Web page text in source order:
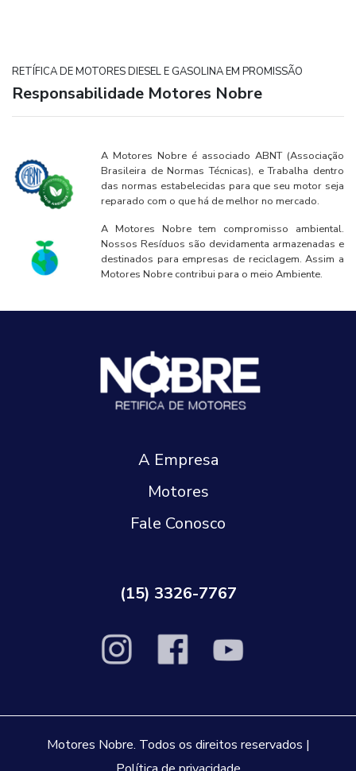
RETÍFICA DE MOTORES DIESEL E GASOLINA EM PROMISSÃO
Responsabilidade Motores Nobre
A Motores Nobre é associado ABNT (Associação
Brasileira de Normas Técnicas), e Trabalha dentro
das normas estabelecidas para que seu motor seja
reparado com o que há de melhor no mercado.
A Motores Nobre tem compromisso ambiental.
Nossos Resíduos são devidamenta armazenadas e
destinados para empresas de reciclagem. Assim a
Motores Nobre contribui para o meio Ambiente.
A Empresa
Motores
Fale Conosco
(15) 3326-7767
Motores Nobre. Todos os direitos reservados |